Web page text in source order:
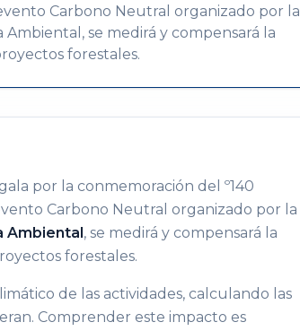
Carbono Neutral organizado por la
se medirá y compensará la
forestales.
por la conmemoración del º140
Carbono Neutral organizado por la
Ambiental, se medirá y compensará la
forestales.
de las actividades, calculando las
Comprender este impacto es